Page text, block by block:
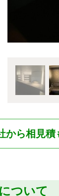
から相見積
ついて